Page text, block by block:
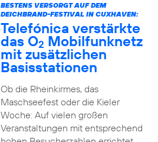
BESTENS VERSORGT AUF DEM
DEICHBRAND-FESTIVAL IN CUXHAVEN:
Telefónica verstärkte
das O2 Mobilfunknetz
mit zusätzlichen
Basisstationen
Ob die Rheinkirmes, das
Maschseefest oder die Kieler
Woche: Auf vielen großen
Veranstaltungen mit entsprechend